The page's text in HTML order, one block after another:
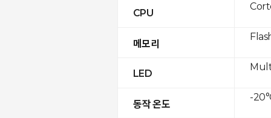
CPU
메모리
LED
동작 온도
-